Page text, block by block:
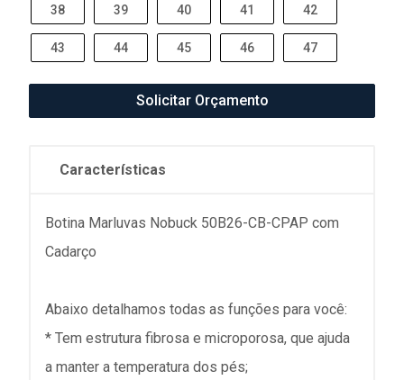
38 39 40 41 42
43 44 45 46 47
Solicitar Orçamento
Características
Botina Marluvas Nobuck 50B26-CB-CPAP com
Cadarço
Abaixo detalhamos todas as funções para você:
* Tem estrutura fibrosa e microporosa, que ajuda
a manter a temperatura dos pés;